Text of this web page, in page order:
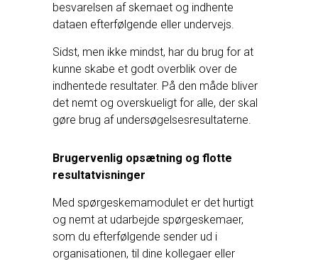
besvarelsen af skemaet og indhente
dataen efterfølgende eller undervejs.
Sidst, men ikke mindst, har du brug for at
kunne skabe et godt overblik over de
indhentede resultater. På den måde bliver
det nemt og overskueligt for alle, der skal
gøre brug af undersøgelsesresultaterne.
Brugervenlig opsætning og flotte
resultatvisninger
Med spørgeskemamodulet er det hurtigt
og nemt at udarbejde spørgeskemaer,
som du efterfølgende sender ud i
organisationen, til dine kollegaer eller